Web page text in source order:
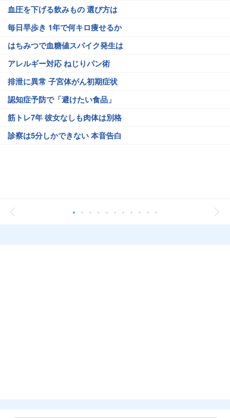
血圧を下げる飲みもの 選び方は
毎日早歩き 1年で何キロ痩せるか
はちみつで血糖値スパイク発生は
アレルギー対応 ねじりパン術
排泄に異常 子宮体がん初期症状
認知症予防で「避けたい食品」
筋トレ7年 彼女なしも肉体は別格
診察は5分しかできない 本音告白